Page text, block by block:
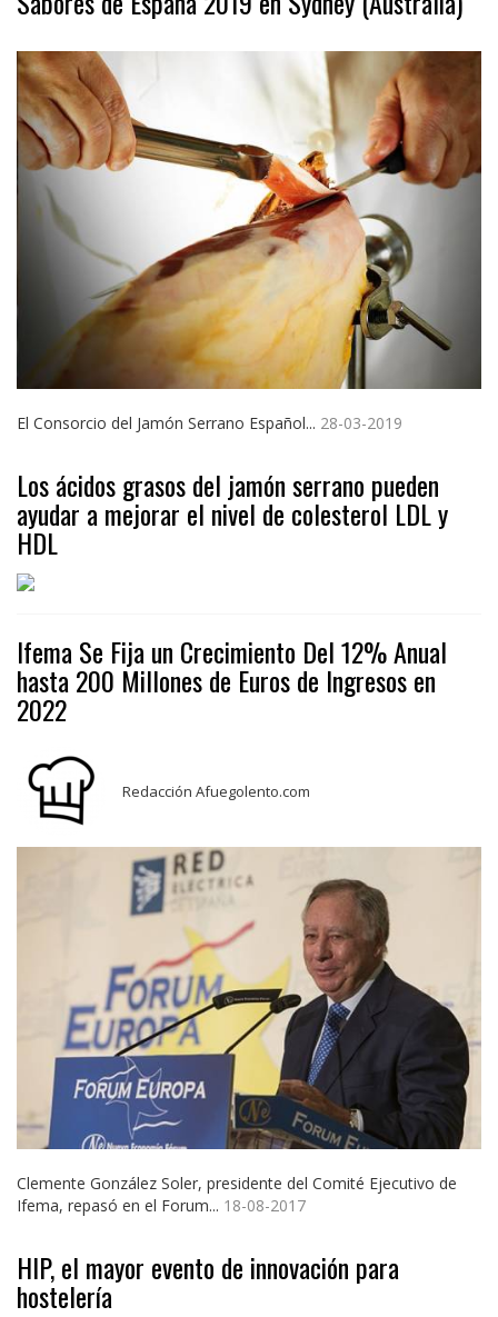
El Consorcio del Jamón Serrano Español... 28-03-2019
Los ácidos grasos del jamón serrano pueden
ayudar a mejorar el nivel de colesterol LDL y
HDL
Ifema Se Fija un Crecimiento Del 12% Anual
hasta 200 Millones de Euros de Ingresos en
2022
Redacción Afuegolento.com
Clemente González Soler, presidente del Comité Ejecutivo de
Ifema, repasó en el Forum... 18-08-2017
HIP, el mayor evento de innovación para
hostelería